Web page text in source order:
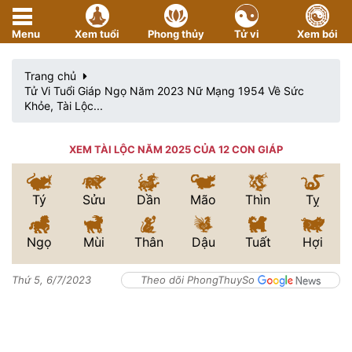
Menu Xem tuổi Phong thủy Tử vi Xem bói
Trang chủ
Tử Vi Tuổi Giáp Ngọ Năm 2023 Nữ Mạng 1954 Về Sức
Khỏe, Tài Lộc...
XEM TÀI LỘC NĂM 2025 CỦA 12 CON GIÁP
Tý Sửu Dần Mão Thìn Tỵ
Ngọ Mùi Thân Dậu Tuất Hợi
Thứ 5, 6/7/2023 Theo dõi PhongThuySo